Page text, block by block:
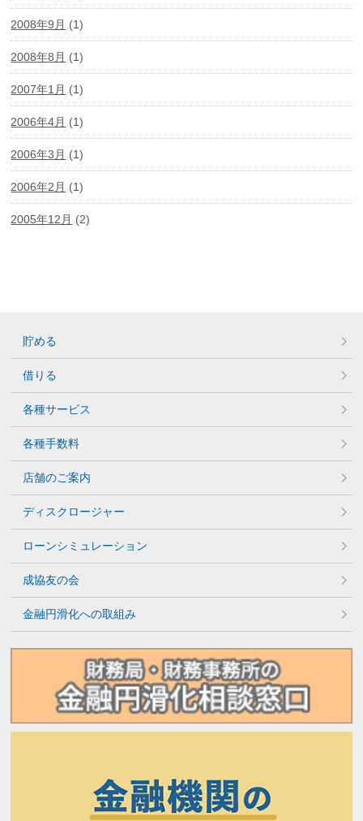
2008年9月 (1)
2008年8月 (1)
2007年1月 (1)
2006年4月 (1)
2006年3月 (1)
2006年2月 (1)
2005年12月 (2)
貯める
借りる
各種サービス
各種手数料
店舗のご案内
ディスクロージャー
ローンシミュレーション
成協友の会
金融円滑化への取組み